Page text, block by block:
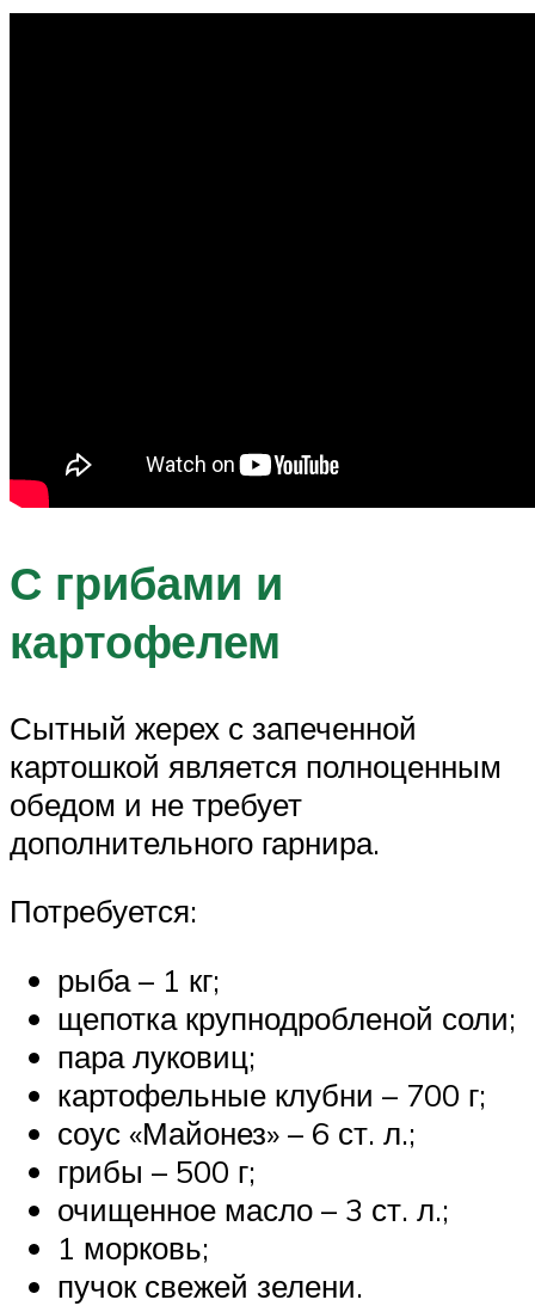
С грибами и
картофелем
Сытный жерех с запеченной
картошкой является полноценным
обедом и не требует
дополнительного гарнира.
Потребуется:
рыба – 1 кг;
щепотка крупнодробленой соли;
пара луковиц;
картофельные клубни – 700 г;
соус «Майонез» – 6 ст. л.;
грибы – 500 г;
очищенное масло – 3 ст. л.;
1 морковь;
пучок свежей зелени.